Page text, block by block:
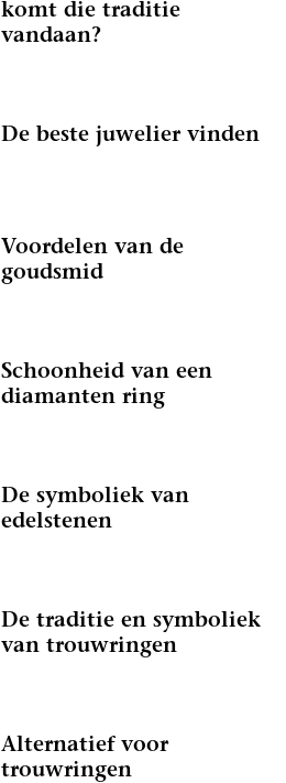
komt die traditie
vandaan?
De beste juwelier vinden
Voordelen van de
goudsmid
Schoonheid van een
diamanten ring
De symboliek van
edelstenen
De traditie en symboliek
van trouwringen
Alternatief voor
trouwringen